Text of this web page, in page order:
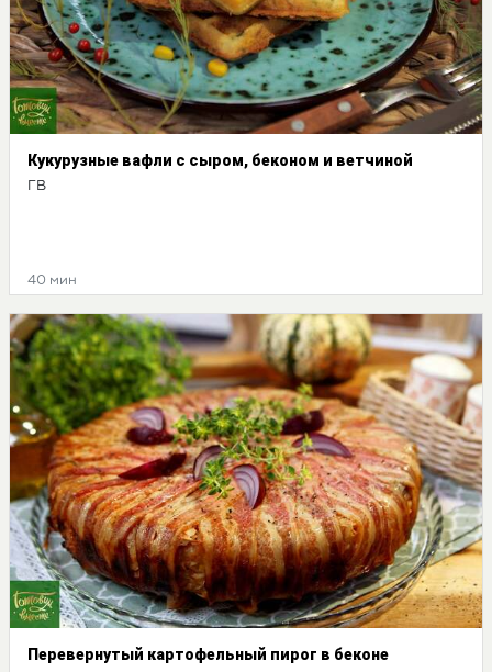
Кукурузные вафли с сыром, беконом и ветчиной
ГВ
40 мин
Перевернутый картофельный пирог в беконе